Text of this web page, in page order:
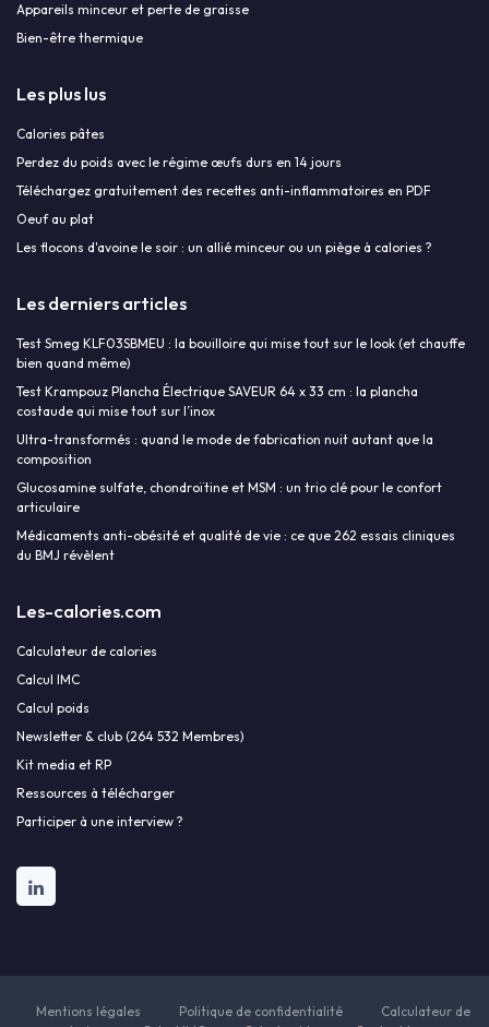
Appareils minceur et perte de graisse
Bien-être thermique
Les plus lus
Calories pâtes
Perdez du poids avec le régime œufs durs en 14 jours
Téléchargez gratuitement des recettes anti-inflammatoires en PDF
Oeuf au plat
Les flocons d'avoine le soir : un allié minceur ou un piège à calories ?
Les derniers articles
Test Smeg KLF03SBMEU : la bouilloire qui mise tout sur le look (et chauffe
bien quand même)
Test Krampouz Plancha Électrique SAVEUR 64 x 33 cm : la plancha
costaude qui mise tout sur l’inox
Ultra-transformés : quand le mode de fabrication nuit autant que la
composition
Glucosamine sulfate, chondroïtine et MSM : un trio clé pour le confort
articulaire
Médicaments anti-obésité et qualité de vie : ce que 262 essais cliniques
du BMJ révèlent
Les-calories.com
Calculateur de calories
Calcul IMC
Calcul poids
Newsletter & club (264 532 Membres)
Kit media et RP
Ressources à télécharger
Participer à une interview ?
Mentions légales Politique de confidentialité
Calculateur de